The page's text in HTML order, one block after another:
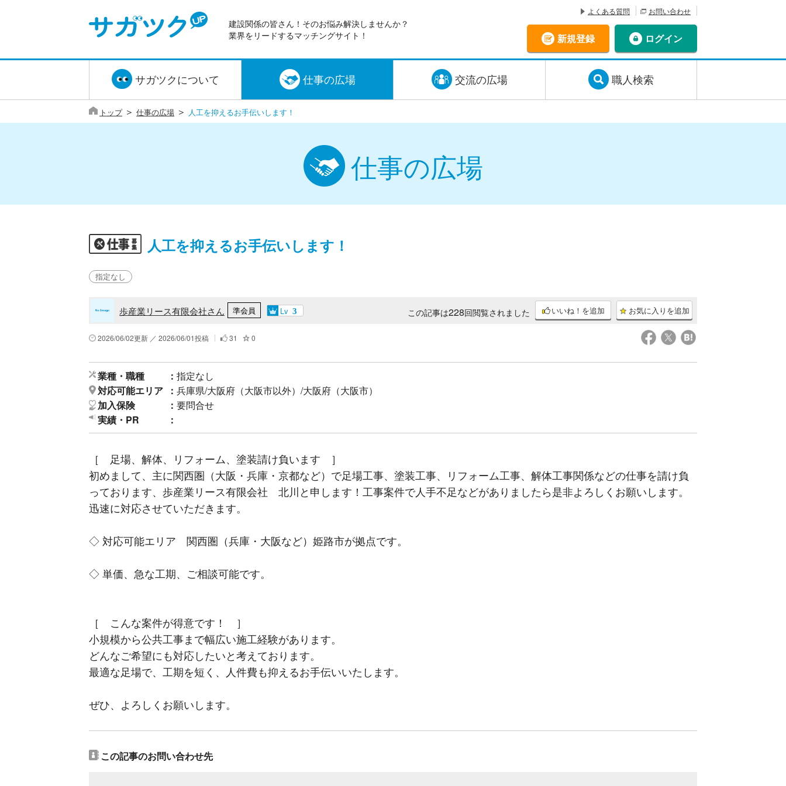
建設関係の皆さん！そのお悩み解決しませんか？
業界をリードするマッチングサイト！
よくある質問 お問い合わせ
新規登録 ログイン
サガツクについて 仕事の広場 交流の広場 職人検索
トップ＞ 仕事の広場 ＞ 人工を抑えるお手伝いします！
仕事の広場
人工を抑えるお手伝いします！
指定なし
歩産業リース有限会社さん 準会員 Lv 3 この記事は228回閲覧されました いいね！を追加 お気に入りを追加
2026/06/02更新 ／ 2026/06/01投稿 31 0
業種・職種
指定なし
対応可能エリア
兵庫県/大阪府（大阪市以外）/大阪府（大阪市）
加入保険
要問合せ
実績・PR
［ 足場、解体、リフォーム、塗装請け負います ］
初めまして、主に関西圏（大阪・兵庫・京都など）で足場工事、塗装工事、リフォーム工事、解体工事関係などの仕事を請け負
っております、歩産業リース有限会社 北川と申します！工事案件で人手不足などがありましたら是非よろしくお願いします。
迅速に対応させていただきます。
◇ 対応可能エリア 関西圏（兵庫・大阪など）姫路市が拠点です。
◇ 単価、急な工期、ご相談可能です。
［ こんな案件が得意です！ ］
小規模から公共工事まで幅広い施工経験があります。
どんなご希望にも対応したいと考えております。
最適な足場で、工期を短く、人件費も抑えるお手伝いいたします。
ぜひ、よろしくお願いします。
この記事のお問い合わせ先